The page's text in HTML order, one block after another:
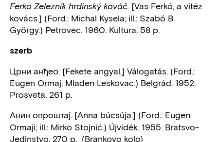
Ferko Zelezník hrdinský kováč. [Vas Ferkó, a vitéz
kovács.] (Ford.: Michal Kysela; ill.: Szabó B.
György.) Petrovec. 1960. Kultura, 58 p.
szerb
Црни анђео. [Fekete angyal.] Válogatás. (Ford.:
Eugen Ormaj, Mladen Leskovac.) Belgrád. 1952.
Prosveta, 261 p.
Анин опроштај. [Anna búcsúja.] (Ford.: Eugen
Ormaji; ill.: Mirko Stojnić.) Újvidék. 1955. Bratsvo-
Jedinstvo, 270 p. (Brankovo kolo)